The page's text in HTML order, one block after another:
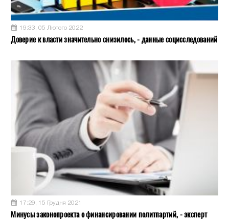
19:33, 05 Лютого 2022
Доверие к власти значительно снизилось, - данные социсследований
17:29, 15 Грудня 2021
Минусы законопроекта о финансировании политпартий, - эксперт